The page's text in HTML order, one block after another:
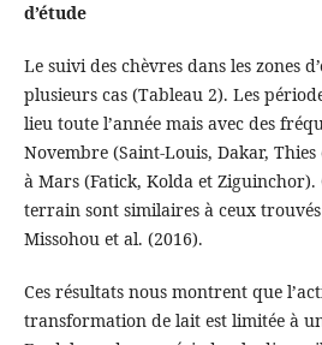
d’étude
Le suivi des chèvres dans les zones
plusieurs cas (Tableau 2). Les
lieu toute l’année mais avec des
Novembre (Saint-Louis, Dakar,
à Mars (Fatick, Kolda et Ziguinchor).
terrain sont similaires à ceux
Missohou et al. (2016).
Ces résultats nous montrent que
transformation de lait est limitée à